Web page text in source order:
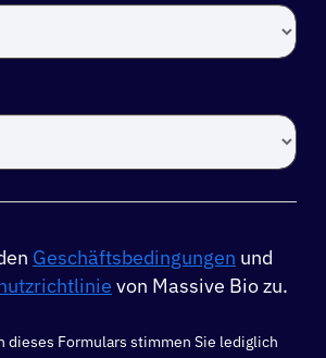
Geschäftsbedingungen und
von Massive Bio zu.
dieses Formulars stimmen Sie lediglich